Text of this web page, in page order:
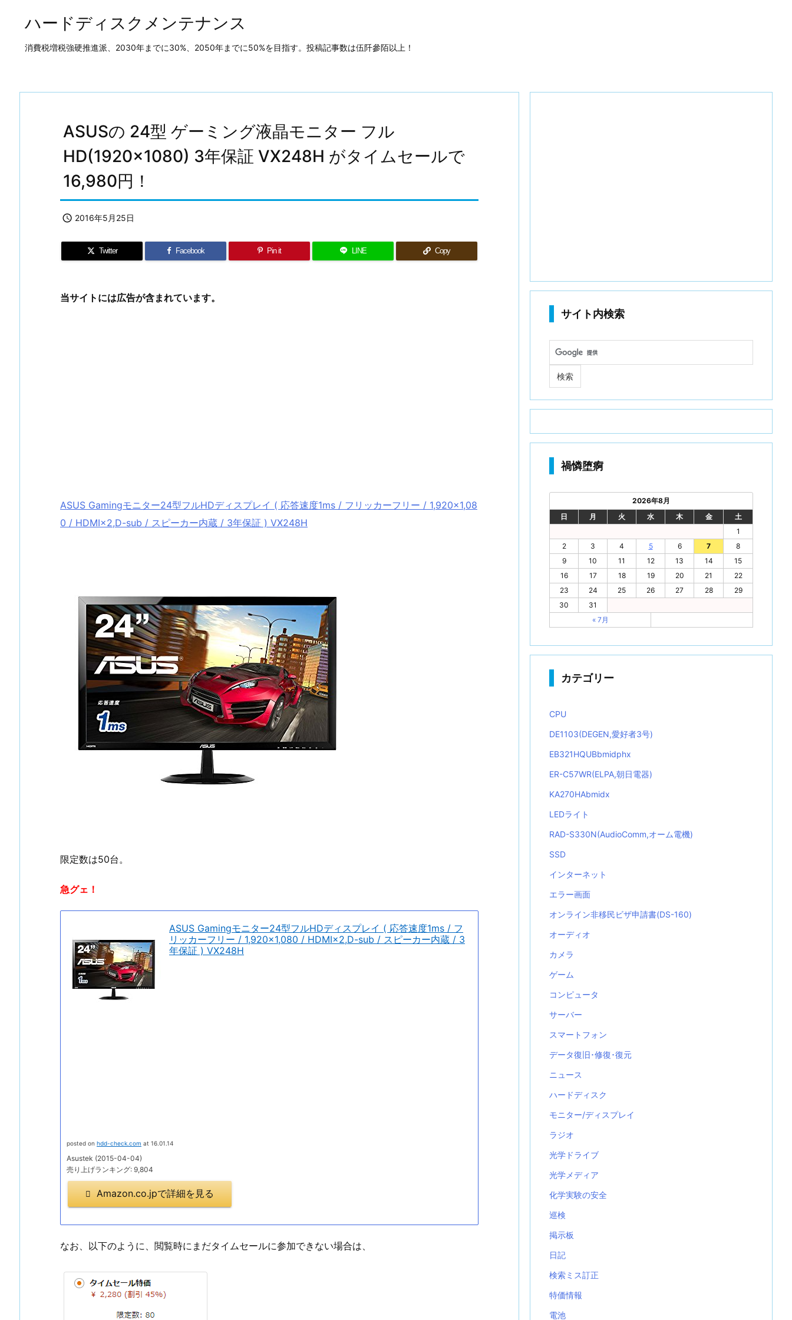
ハードディスクメンテナンス
消費税増税強硬推進派、2030年までに30%、2050年までに50%を目指す。投稿記事数は伍阡參陌以上！
ASUSの 24型 ゲーミング液晶モニター フル
HD(1920×1080) 3年保証 VX248H がタイムセールで
16,980円！
 2016年5月25日
Twitter Facebook Pin it LINE Copy
当サイトには広告が含まれています。
ASUS Gamingモニター24型フルHDディスプレイ ( 応答速度1ms / フリッカーフリー / 1,920×1,08
0 / HDMI×2,D-sub / スピーカー内蔵 / 3年保証 ) VX248H
限定数は50台。
急グェ！
ASUS Gamingモニター24型フルHDディスプレイ ( 応答速度1ms / フ
リッカーフリー / 1,920×1,080 / HDMI×2,D-sub / スピーカー内蔵 / 3
年保証 ) VX248H
posted on hdd-check.com at 16.01.14
Asustek (2015-04-04)
売り上げランキング: 9,804
Amazon.co.jpで詳細を見る
なお、以下のように、閲覧時にまだタイムセールに参加できない場合は、
サイト内検索
禍憐堕痾
2026年8月
日
月 火 水 木 金
土
1
2
3 4 5 6 7
8
9
10 11 12 13 14
15
16
17 18 19 20 21
22
23
24 25 26 27 28
29
30
31
« 7月
カテゴリー
CPU
DE1103(DEGEN,愛好者3号)
EB321HQUBbmidphx
ER-C57WR(ELPA,朝日電器)
KA270HAbmidx
LEDライト
RAD-S330N(AudioComm,オーム電機)
SSD
インターネット
エラー画面
オンライン非移民ビザ申請書(DS-160)
オーディオ
カメラ
ゲーム
コンピュータ
サーバー
スマートフォン
データ復旧･修復･復元
ニュース
ハードディスク
モニター/ディスプレイ
ラジオ
光学ドライブ
光学メディア
化学実験の安全
巡検
掲示板
日記
検索ミス訂正
特価情報
電池